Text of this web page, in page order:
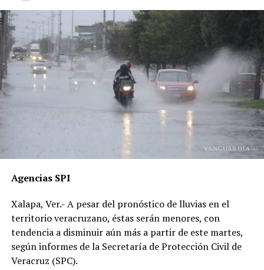
Señalan directamente a la perito Johana Valero Sánchez
de alterar la escena del accidente y orientar el peritaje
para responsabilizar al hoy occiso, lo que derivó en la
liberación del operador del camión.
Además, acusan que las solicitudes de videos de las
cámaras del C4, así como de comercios y viviendas
cercanas, han sido ignoradas o negadas. Testigos
presenciales del accidente ahora callan, presuntamente
“Hoy fue mi Abraham,
mañana puede ser alguien
de tu familia. El homicida
sigue libre y operando en
las carreteras”, expresó un
Agencias SPI
Xalapa, Ver.- A pesar del pronóstico de lluvias en el
territorio veracruzano, éstas serán menores, con
tendencia a disminuir aún más a partir de este martes,
según informes de la Secretaría de Protección Civil de
Veracruz (SPC).